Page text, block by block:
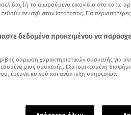
on Google
[ή το αιωρούμενο εικονίδιο στο κάτω
σε ισχύ στον Ιστότοπος. Για
δεδομένα προκειμένου να
σάρωση χαρακτηριστικών συσκευής για
μιας συσκευής. Εξατομικευμένη
έρευνα κοινού και ανάπτυξη υπηρεσιών.